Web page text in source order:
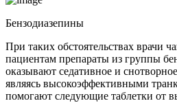
Бензодиазепины
При таких обстоятельствах врачи
пациентам препараты из группы
оказывают седативное и
являясь высокоэффективными
помогают следующие таблетки от